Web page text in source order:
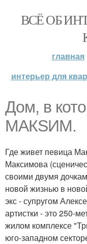
ВСЁ ОБ
главная
интерьер для
Дом, в
МАКSИМ.
Где живет певица
Максимова
своими двумя
новой жизнью в
экс - супругом
артистки - это 250-
жилом комплексе
юго-западном